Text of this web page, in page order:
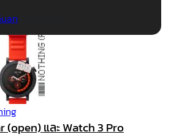
(open) และ Watch 3 Pro